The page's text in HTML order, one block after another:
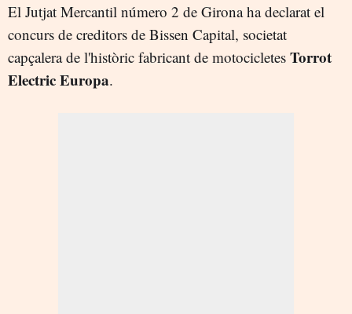
El Jutjat Mercantil número 2 de Girona ha declarat el
concurs de creditors de Bissen Capital, societat
capçalera de l'històric fabricant de motocicletes Torrot
Electric Europa.